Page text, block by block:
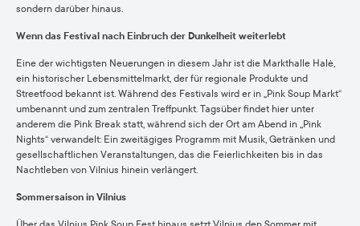
sondern darüber hinaus.
Wenn das Festival nach Einbruch der Dunkelheit weiterlebt
Eine der wichtigsten Neuerungen in diesem Jahr ist die Markthalle Halė,
ein historischer Lebensmittelmarkt, der für regionale Produkte und
Streetfood bekannt ist. Während des Festivals wird er in „Pink Soup Markt“
umbenannt und zum zentralen Treffpunkt. Tagsüber findet hier unter
anderem die Pink Break statt, während sich der Ort am Abend in „Pink
Nights“ verwandelt: Ein zweitägiges Programm mit Musik, Getränken und
gesellschaftlichen Veranstaltungen, das die Feierlichkeiten bis in das
Nachtleben von Vilnius hinein verlängert.
Sommersaison in Vilnius